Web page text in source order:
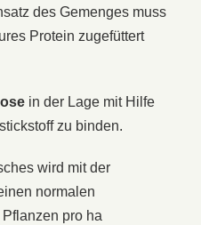
des Gemenges muss
Protein zugefüttert
in der Lage mit Hilfe
zu binden.
wird mit der
normalen
pro ha